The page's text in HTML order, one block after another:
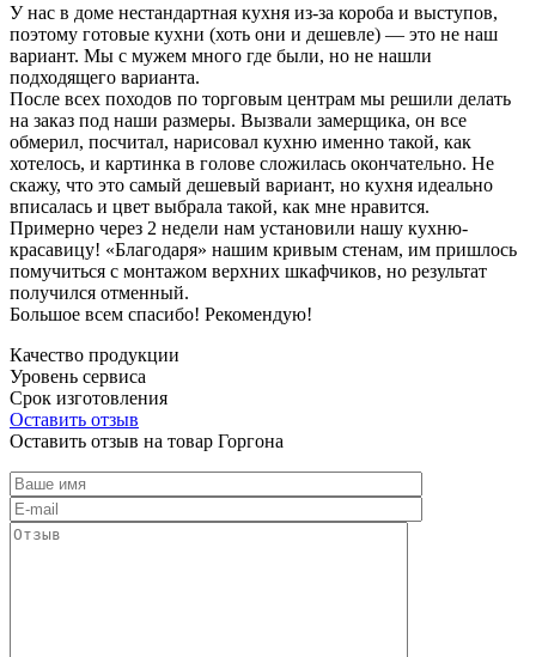
У нас в доме нестандартная кухня из-за короба и выступов,
поэтому готовые кухни (хоть они и дешевле) — это не наш
вариант. Мы с мужем много где были, но не нашли
подходящего варианта.
После всех походов по торговым центрам мы решили делать
на заказ под наши размеры. Вызвали замерщика, он все
обмерил, посчитал, нарисовал кухню именно такой, как
хотелось, и картинка в голове сложилась окончательно. Не
скажу, что это самый дешевый вариант, но кухня идеально
вписалась и цвет выбрала такой, как мне нравится.
Примерно через 2 недели нам установили нашу кухню-
красавицу! «Благодаря» нашим кривым стенам, им пришлось
помучиться с монтажом верхних шкафчиков, но результат
получился отменный.
Большое всем спасибо! Рекомендую!
Качество продукции
Уровень сервиса
Срок изготовления
Оставить отзыв
Оставить отзыв на товар Горгона